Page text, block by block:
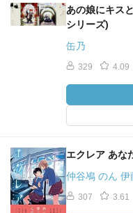
あの娘にキス
シリーズ)
缶乃
329 4.09
エクレア あな
仲谷鳰 のん
307 3.61